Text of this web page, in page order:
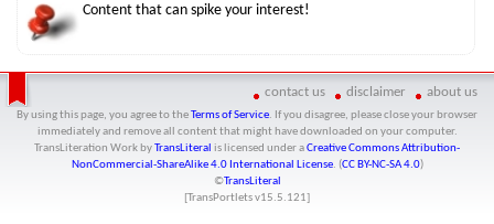
Content that can spike your interest!
contact us disclaimer about us
By using this page, you agree to the Terms of Service. If you disagree, please close your browser
immediately and remove all content that might have downloaded on your computer.
TransLiteration Workby TransLiteral is licensed under aCreative Commons Attribution-
NonCommercial-ShareAlike 4.0 International License. (CC BY-NC-SA 4.0)
©TransLiteral
[TransPortlets v15.5.121